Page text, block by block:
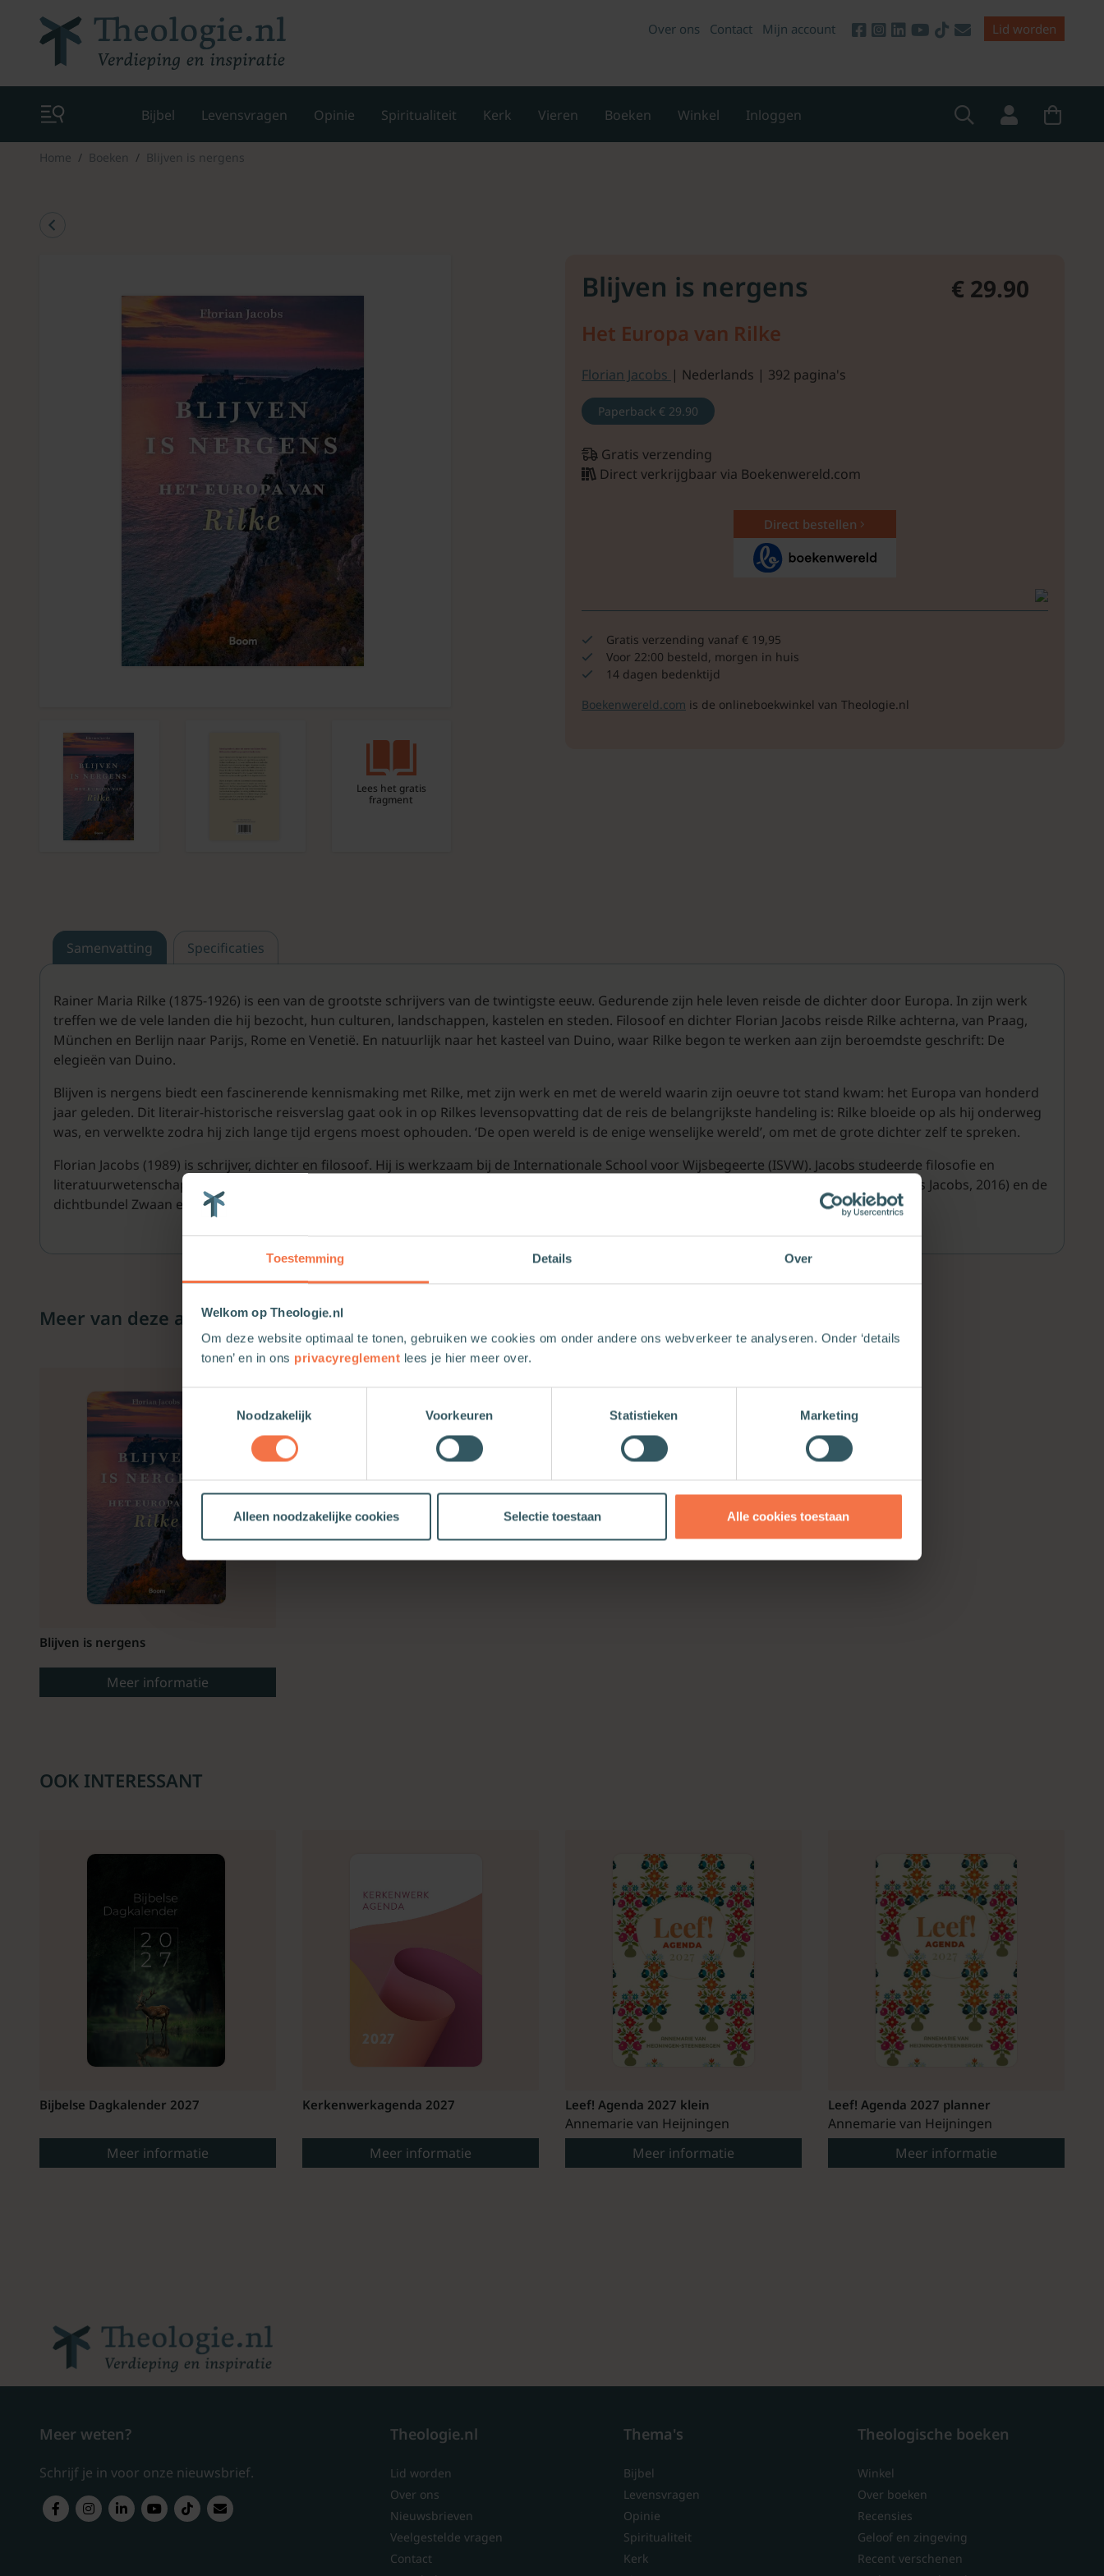
Toestemming Details Over
Welkom op Theologie.nl
Om deze website optimaal te tonen, gebruiken we cookies om onder andere ons webverkeer te analyseren. Onder ‘details
tonen’ en in ons privacyreglement lees je hier meer over.
Toestemmingsselectie
Noodzakelijk
Voorkeuren Statistieken Marketing
Alleen noodzakelijke cookies Selectie toestaan Alle cookies toestaan
Over ons Contact Mijn account Lid worden
Bijbel Levensvragen Opinie Spiritualiteit Kerk Vieren Boeken Winkel Inloggen
Home Boeken Blijven is nergens
Lees het gratis
fragment
Blijven is nergens
Het Europa van Rilke
€ 29.90
Florian Jacobs | Nederlands | 392 pagina's
Paperback € 29.90
Gratis verzending
Direct verkrijgbaar via Boekenwereld.com
Direct bestellen
Gratis verzending vanaf € 19,95
Voor 22:00 besteld, morgen in huis
14 dagen bedenktijd
Boekenwereld.com is de onlineboekwinkel van Theologie.nl
Samenvatting Specificaties
Rainer Maria Rilke (1875-1926) is een van de grootste schrijvers van de twintigste eeuw. Gedurende zijn hele leven reisde de dichter door Europa. In zijn werk
treffen we de vele landen die hij bezocht, hun culturen, landschappen, kastelen en steden. Filosoof en dichter Florian Jacobs reisde Rilke achterna, van Praag,
München en Berlijn naar Parijs, Rome en Venetië. En natuurlijk naar het kasteel van Duino, waar Rilke begon te werken aan zijn beroemdste geschrift: De
elegieën van Duino.
Blijven is nergens biedt een fascinerende kennismaking met Rilke, met zijn werk en met de wereld waarin zijn oeuvre tot stand kwam: het Europa van honderd
jaar geleden. Dit literair-historische reisverslag gaat ook in op Rilkes levensopvatting dat de reis de belangrijkste handeling is: Rilke bloeide op als hij onderweg
was, en verwelkte zodra hij zich lange tijd ergens moest ophouden. ‘De open wereld is de enige wenselijke wereld’, om met de grote dichter zelf te spreken.
Florian Jacobs (1989) is schrijver, dichter en filosoof. Hij is werkzaam bij de Internationale School voor Wijsbegeerte (ISVW). Jacobs studeerde filosofie en
literatuurwetenschap aan de Universiteit van Amsterdam en publiceerde zowel fictie als non-fictie, waaronder Markante denkers (met Frans Jacobs, 2016) en de
dichtbundel Zwaan en zang (2017).
Meer van deze auteur
Blijven is nergens
Meer informatie
OOK INTERESSANT
Bijbelse Dagkalender 2027
Meer informatie
Kerkenwerkagenda 2027
Meer informatie
Leef! Agenda 2027 klein
Annemarie van Heijningen
Meer informatie
Leef! Agenda 2027 planner
Annemarie van Heijningen
Meer informatie
Meer weten?
Schrijf je in voor onze nieuwsbrief.
Theologie.nl
Lid worden
Over ons
Nieuwsbrieven
Veelgestelde vragen
Contact
Thema's
Bijbel
Levensvragen
Opinie
Spiritualiteit
Kerk
Theologische boeken
Winkel
Over boeken
Recensies
Geloof en zingeving
Recent verschenen